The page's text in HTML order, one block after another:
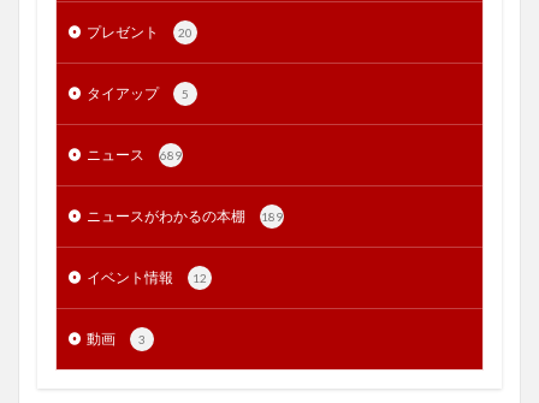
プレゼント 20
タイアップ 5
ニュース 689
ニュースがわかるの本棚 189
イベント情報 12
動画 3